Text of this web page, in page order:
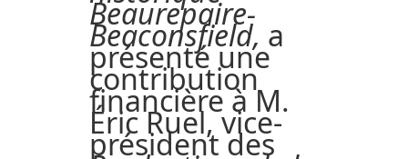
Beaurepaire-
Beaconsfield, a
présenté une
contribution
financière à M.
Éric Ruel, vice-
président des